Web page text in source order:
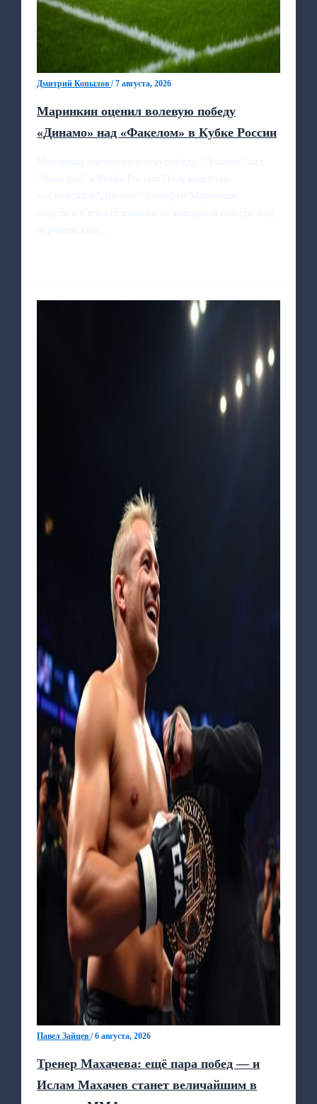
Дмитрий Копылов/7 августа, 2026
Маринкин оценил волевую победу
«Динамо» над «Факелом» в Кубке России
Павел Зайцев/6 августа, 2026
Тренер Махачева: ещё пара побед — и
Ислам Махачев станет величайшим в